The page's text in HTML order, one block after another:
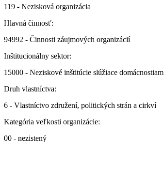
119 - Nezisková organizácia
Hlavná činnosť:
94992 - Činnosti záujmových organizácií
Inštitucionálny sektor:
15000 - Neziskové inštitúcie slúžiace domácnostiam
Druh vlastníctva:
6 - Vlastníctvo združení, politických strán a cirkví
Kategória veľkosti organizácie:
00 - nezistený